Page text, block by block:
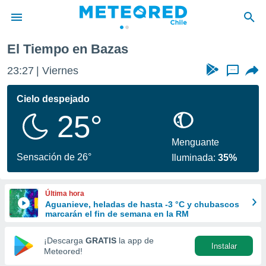
de
por
se
calidad.
a este
las
y
forma
digital
basada
El Tiempo en Bazas
23:27 Viernes ...
Cielo despejado
25°
Sensación de 26°
Menguante
Iluminada:35%
Última hora
Aguanieve, heladas de hasta -3 °C y chubascos
marcarán el fin de semana en la RM
¡Descarga GRATIS la app de
Meteored!
Instalar